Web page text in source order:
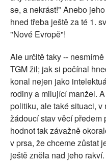
se, a nekrást!" Anebo
hned třeba ještě za té 1.
"Nové Evropě"!
Ale určitě taky --
TGM žil; jak si počínal
konal nejen jako
rodiny a milující manžel.
politiku, ale také situaci, v
žádoucí stav věcí předem
hodnot tak závažně
v prsa, že chceme zůstat
ještě zněla nad jeho rakví.